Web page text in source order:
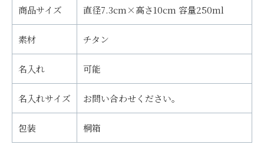
商品サイズ 直径7.3cm×高さ10cm 容量250ml
素材 チタン
名入れ 可能
名入れサイズ お問い合わせください。
包装 桐箱